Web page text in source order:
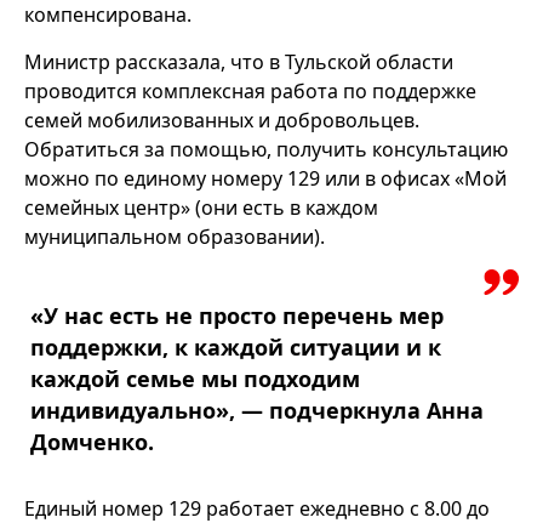
компенсирована.
Министр рассказала, что в Тульской области
проводится комплексная работа по поддержке
семей мобилизованных и добровольцев.
Обратиться за помощью, получить консультацию
можно по единому номеру 129 или в офисах «Мой
семейных центр» (они есть в каждом
муниципальном образовании).
«У нас есть не просто перечень мер
поддержки, к каждой ситуации и к
каждой семье мы подходим
индивидуально», — подчеркнула Анна
Домченко.
Единый номер 129 работает ежедневно с 8.00 до